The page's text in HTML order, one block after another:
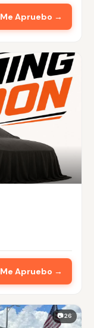
Me Apruebo →
Me Apruebo →
📷 26